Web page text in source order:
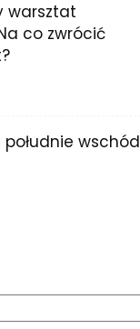
warsztat
co zwrócić
południe wschód